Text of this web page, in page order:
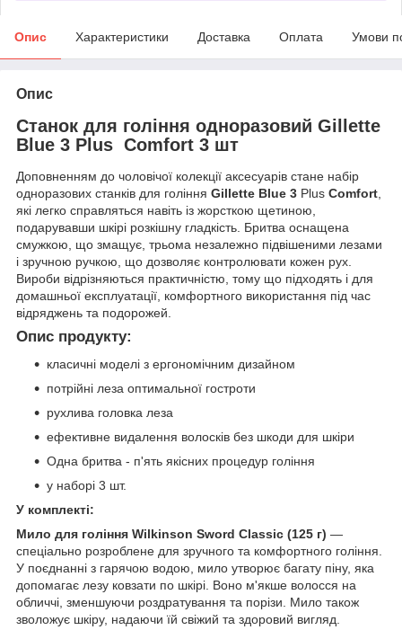
Опис Характеристики Доставка Оплата Умови
Опис
Станок для гоління одноразовий Gillette
Blue 3 Plus Comfort 3 шт
Доповненням до чоловічої колекції аксесуарів стане набір
одноразових станків для гоління Gillette Blue 3 Plus Comfort,
які легко справляться навіть із жорсткою щетиною,
подарувавши шкірі розкішну гладкість. Бритва оснащена
смужкою, що змащує, трьома незалежно підвішеними лезами
і зручною ручкою, що дозволяє контролювати кожен рух.
Вироби відрізняються практичністю, тому що підходять і для
домашньої експлуатації, комфортного використання під час
відряджень та подорожей.
Опис продукту:
класичні моделі з ергономічним дизайном
потрійні леза оптимальної гостроти
рухлива головка леза
ефективне видалення волосків без шкоди для шкіри
Одна бритва - п'ять якісних процедур гоління
у наборі 3 шт.
У комплекті:
Мило для гоління Wilkinson Sword Classic (125 г) —
спеціально розроблене для зручного та комфортного гоління.
У поєднанні з гарячою водою, мило утворює багату піну, яка
допомагає лезу ковзати по шкірі. Воно м'якше волосся на
обличчі, зменшуючи роздратування та порізи. Мило також
зволожує шкіру, надаючи їй свіжий та здоровий вигляд.